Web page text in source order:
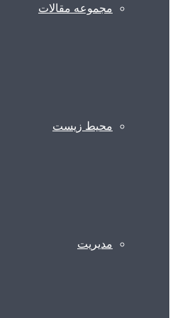
مجموعه مقالات
محیط زیست
مدیریت